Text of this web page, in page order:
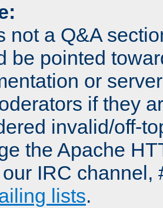
not a Q&A
be pointed
or
if they
invalid/off-
the Apache
IRC channel,
lists.